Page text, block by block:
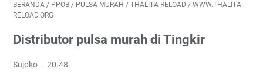
BERANDA / PPOB / PULSA MURAH / THALITA RELOAD / WWW.THALITA-
RELOAD.ORG
Distributor pulsa murah di Tingkir
Sujoko 20.48